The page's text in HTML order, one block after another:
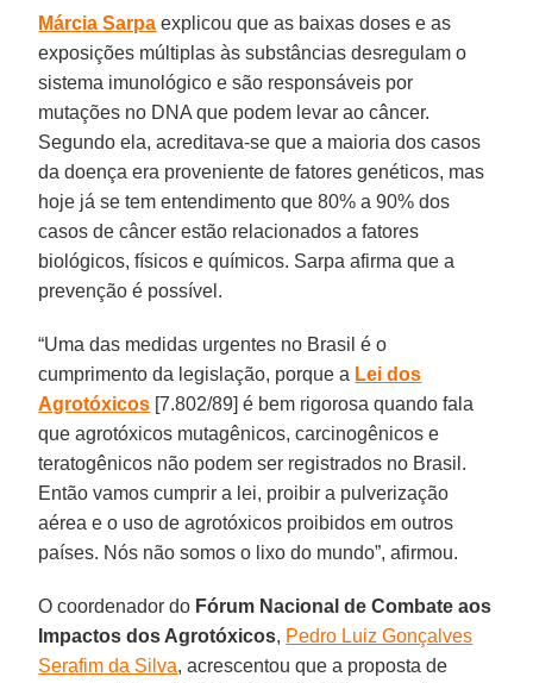
Márcia Sarpa explicou que as baixas doses e as
exposições múltiplas às substâncias desregulam o
sistema imunológico e são responsáveis por
mutações no DNA que podem levar ao câncer.
Segundo ela, acreditava-se que a maioria dos casos
da doença era proveniente de fatores genéticos, mas
hoje já se tem entendimento que 80% a 90% dos
casos de câncer estão relacionados a fatores
biológicos, físicos e químicos. Sarpa afirma que a
prevenção é possível.
“Uma das medidas urgentes no Brasil é o
cumprimento da legislação, porque a Lei dos
Agrotóxicos [7.802/89] é bem rigorosa quando fala
que agrotóxicos mutagênicos, carcinogênicos e
teratogênicos não podem ser registrados no Brasil.
Então vamos cumprir a lei, proibir a pulverização
aérea e o uso de agrotóxicos proibidos em outros
países. Nós não somos o lixo do mundo”, afirmou.
O coordenador do Fórum Nacional de Combate aos
Impactos dos Agrotóxicos, Pedro Luiz Gonçalves
Serafim da Silva, acrescentou que a proposta de